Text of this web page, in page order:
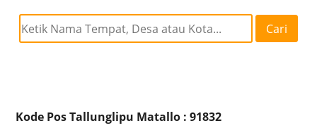
Cari
Kode Pos Tallunglipu Matallo : 91832